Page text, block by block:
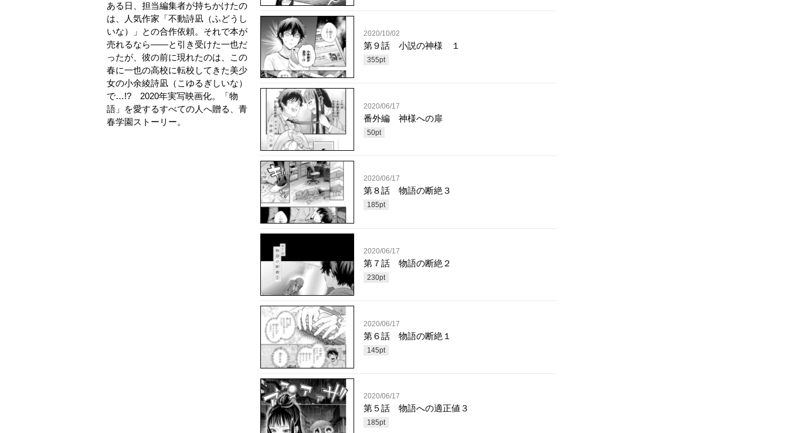
ある日、担当編集者が持ちかけたの
は、人気作家「不動詩凪（ふどうし
いな）」との合作依頼。それで本が
売れるなら――と引き受けた一也だ
ったが、彼の前に現れたのは、この
春に一也の高校に転校してきた美少
女の小余綾詩凪（こゆるぎしいな）
で…!? 2020年実写映画化。「物
語」を愛するすべての人へ贈る、青
春学園ストーリー。
2020/10/02
第９話 小説の神様 １
355pt
2020/06/17
番外編 神様への扉
50pt
2020/06/17
第８話 物語の断絶３
185pt
2020/06/17
第７話 物語の断絶２
230pt
2020/06/17
第６話 物語の断絶１
145pt
2020/06/17
第５話 物語への適正値３
185pt